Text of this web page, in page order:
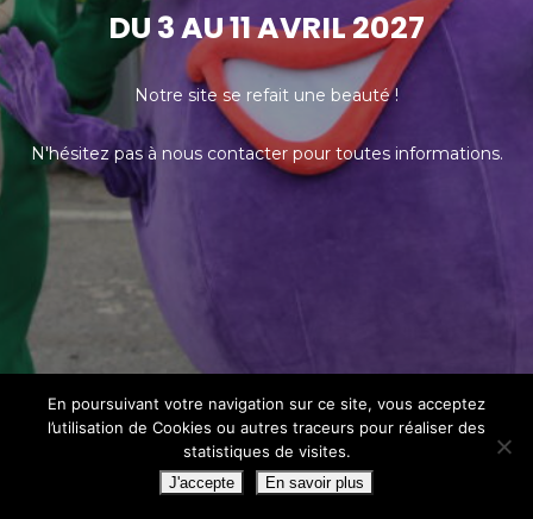
DU 3 AU 11 AVRIL 2027
Notre site se refait une beauté !
N'hésitez pas à nous contacter pour toutes informations.
En poursuivant votre navigation sur ce site, vous acceptez
l’utilisation de Cookies ou autres traceurs pour réaliser des
statistiques de visites.
J'accepte En savoir plus